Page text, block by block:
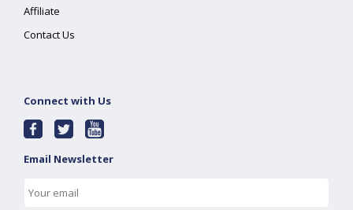
Affiliate
Contact Us
Connect with Us
Email Newsletter